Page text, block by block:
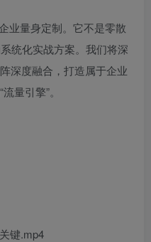
业量身定制。它不是零散
统化实战方案。我们将深
深度融合，打造属于企业
量引擎”。
键.mp4